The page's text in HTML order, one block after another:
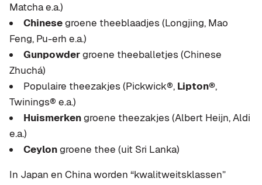
Matcha e.a.)
Chinesegroene theeblaadjes (Longjing, Mao
Feng, Pu-erh e.a.)
Gunpowdergroene theeballetjes (Chinese
Zhuchá)
Populaire theezakjes (Pickwick®, Lipton®,
Twinings® e.a.)
Huismerkengroene theezakjes (Albert Heijn, Aldi
e.a.)
Ceylongroene thee (uit Sri Lanka)
In Japan en China worden “kwalitweitsklassen”